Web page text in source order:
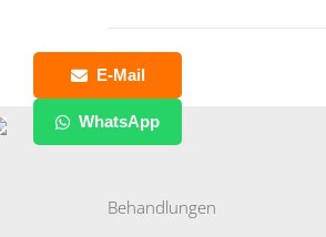
E-Mail
WhatsApp
Behandlungen